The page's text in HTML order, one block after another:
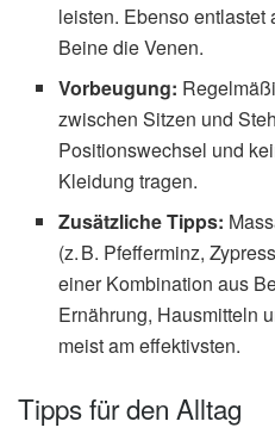
leisten. Ebenso
Beine die Venen.
Vorbeugung:
zwischen Sitzen und
Positionswechsel und
Kleidung tragen.
Zusätzliche Tipps:
(z. B. Pfefferminz,
einer Kombination aus
Ernährung, Hausmitteln
meist am effektivsten.
Tipps für den Alltag